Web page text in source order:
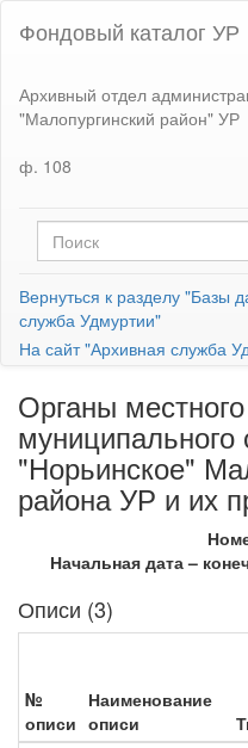
Фондовый каталог УР
Архивный отдел
"Малопургинский район" УР
ф. 108
Вернуться к разделу "Базы
служба Удмуртии"
На сайт "Архивная служба
Органы
муниципального
"Норьинское"
района УР и их
Начальная дата –
Описи (3)
№
описи
Наименование
описи